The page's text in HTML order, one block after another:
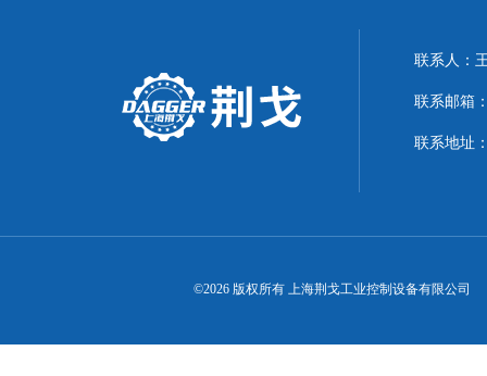
联系人：
联系邮箱
联系地址
©2026 版权所有 上海荆戈工业控制设备有限公司